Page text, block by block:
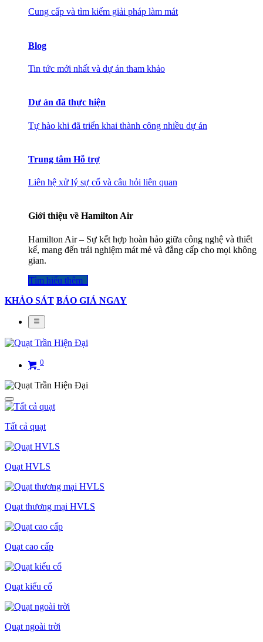
Cung cấp và tìm kiếm giải pháp làm mát
Blog
Tin tức mới nhất và dự án tham khảo
Dự án đã thực hiện
Tự hào khi đã triển khai thành công nhiều dự án
Trung tâm Hỗ trợ
Liên hệ xử lý sự cố và câu hỏi liên quan
Giới thiệu về Hamilton Air
Hamilton Air – Sự kết hợp hoàn hảo giữa công nghệ và thiết
kế, mang đến trải nghiệm mát mẻ và đẳng cấp cho mọi không
gian.
Tìm hiểu thêm​​​​​​​​
KHẢO SÁT BÁO GIÁ NGAY
0
Tất cả quạt
Quạt HVLS
Quạt thương mại HVLS
Quạt cao cấp
Quạt kiểu cổ
Quạt ngoài trời